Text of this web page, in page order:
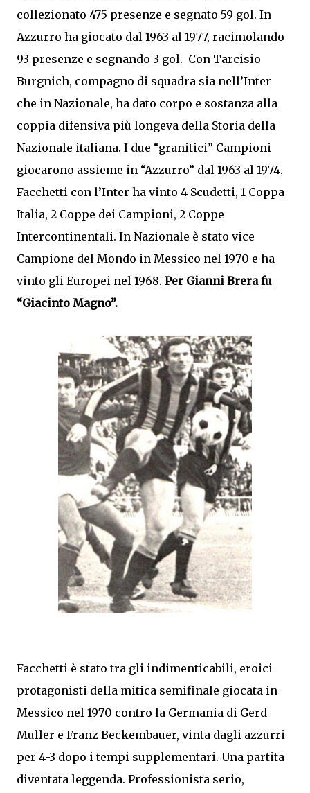
collezionato 475 presenze e segnato 59 gol. In
Azzurro ha giocato dal 1963 al 1977, racimolando
93 presenze e segnando 3 gol. Con Tarcisio
Burgnich, compagno di squadra sia nell’Inter
che in Nazionale, ha dato corpo e sostanza alla
coppia difensiva più longeva della Storia della
Nazionale italiana. I due “granitici” Campioni
giocarono assieme in “Azzurro” dal 1963 al 1974.
Facchetti con l’Inter ha vinto 4 Scudetti, 1 Coppa
Italia, 2 Coppe dei Campioni, 2 Coppe
Intercontinentali. In Nazionale è stato vice
Campione del Mondo in Messico nel 1970 e ha
vinto gli Europei nel 1968. Per Gianni Brera fu
“Giacinto Magno”.
Facchetti è stato tra gli indimenticabili, eroici
protagonisti della mitica semifinale giocata in
Messico nel 1970 contro la Germania di Gerd
Muller e Franz Beckembauer, vinta dagli azzurri
per 4-3 dopo i tempi supplementari. Una partita
diventata leggenda. Professionista serio,